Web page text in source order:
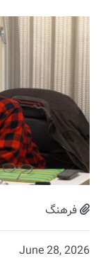
فرهنگ
June 28, 2026